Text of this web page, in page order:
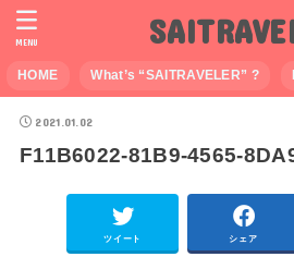
HOME What’s “SAITRAVELER” ?
MENU
2021.01.02
F11B6022-81B9-4565-
ツイート シェア